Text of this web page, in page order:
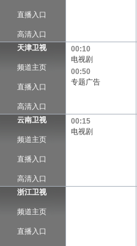
直播入口
高清入口
天津卫视
频道主页
直播入口
高清入口
00:10
电视剧
00:50
专题广告
云南卫视
频道主页
直播入口
高清入口
00:15
电视剧
浙江卫视
频道主页
直播入口